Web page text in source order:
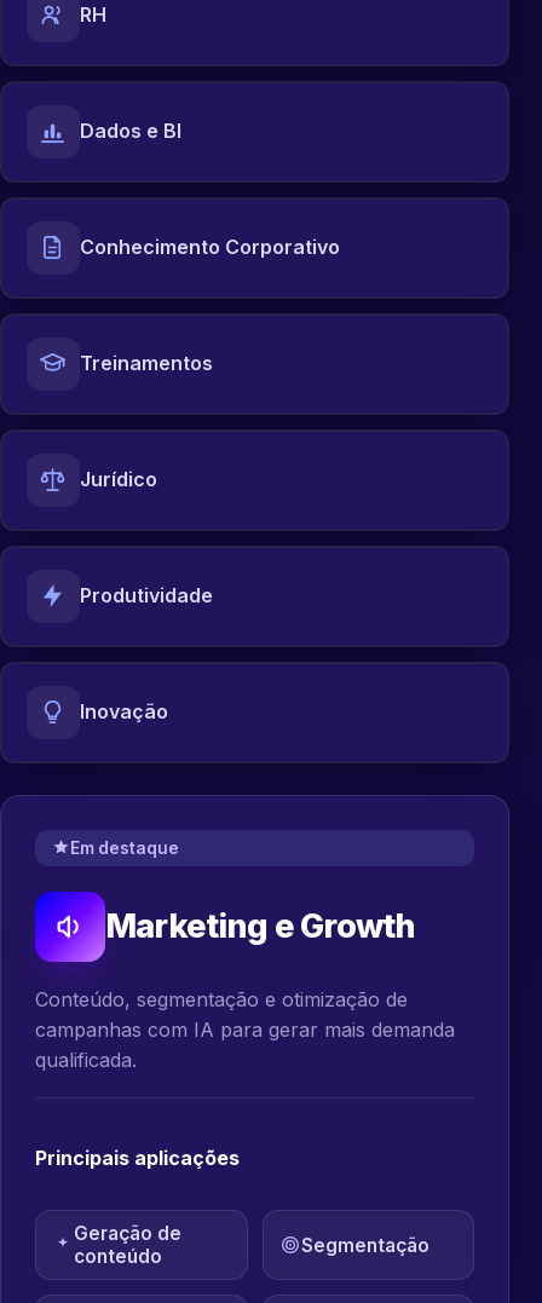
RH
Dados e BI
Conhecimento Corporativo
Treinamentos
Jurídico
Produtividade
Inovação
Em destaque
Marketing e Growth
Conteúdo, segmentação e otimização de
campanhas com IA para gerar mais demanda
qualificada.
Principais aplicações
Geração de
conteúdo
Segmentação